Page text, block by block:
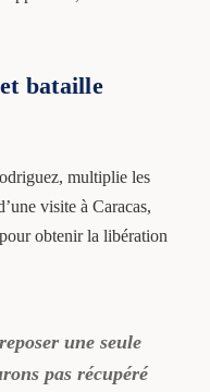
bataille
multiplie les
visite à Caracas,
obtenir la libération
une seule
pas récupéré